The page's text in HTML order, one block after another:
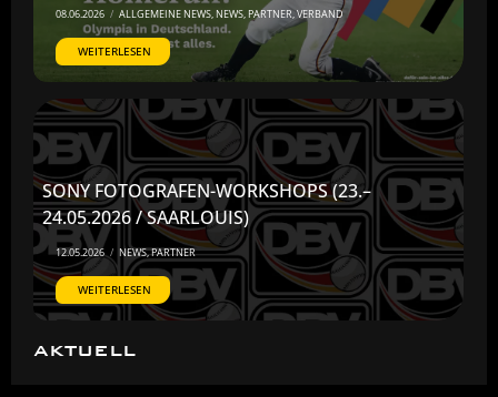
AKTUELL
08.06.2026 / ALLGEMEINE NEWS,NEWS,PARTNER,VERBAND
WEITERLESEN
SONY FOTOGRAFEN-WORKSHOPS (23.–
24.05.2026 / SAARLOUIS)
12.05.2026 / NEWS,PARTNER
WEITERLESEN